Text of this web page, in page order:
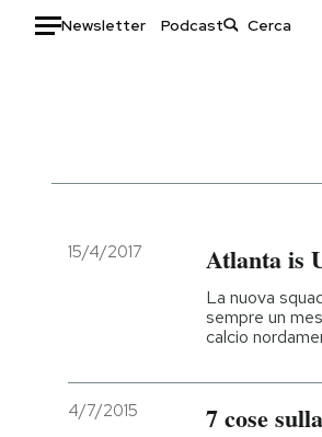
Newsletter Podcast
Italia
Politica
Economia
Moda
Ok
Media
15/4/2017 Atlanta is
La nuova
sempre un
calcio
4/7/2015 7 cose